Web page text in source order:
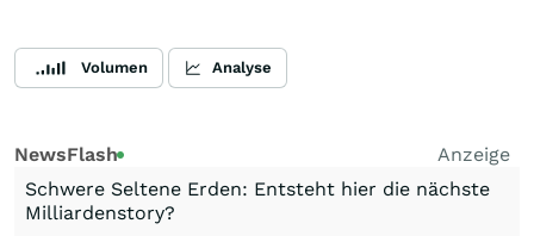
Volumen Analyse
NewsFlash
Anzeige
Schwere Seltene Erden: Entsteht hier die nächste
Milliardenstory?